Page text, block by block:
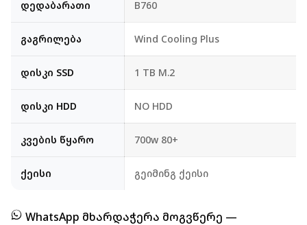
დედაბარათი B760
გაგრილება Wind Cooling Plus
დისკი SSD 1 TB M.2
დისკი HDD NO HDD
კვების წყარო 700w 80+
ქეისი გეიმინგ ქეისი
WhatsApp მხარდაჭერა მოგვწერე —